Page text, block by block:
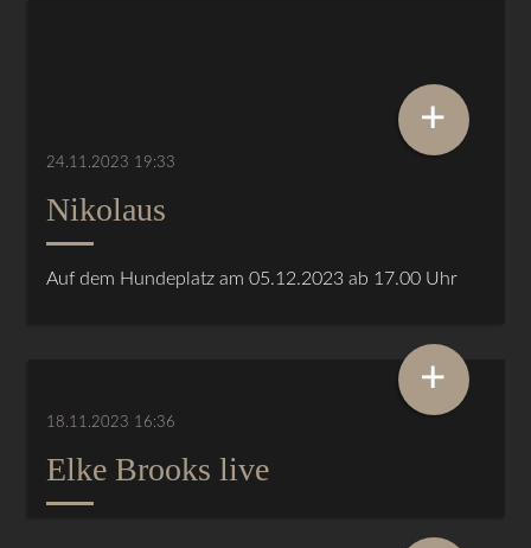
24.11.2023 19:33
Nikolaus
Auf dem Hundeplatz am 05.12.2023 ab 17.00 Uhr
+
18.11.2023 16:36
Elke Brooks live
+